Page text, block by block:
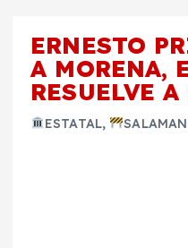
ERNESTO
A MORENA,
RESUELVE A
ESTATAL,